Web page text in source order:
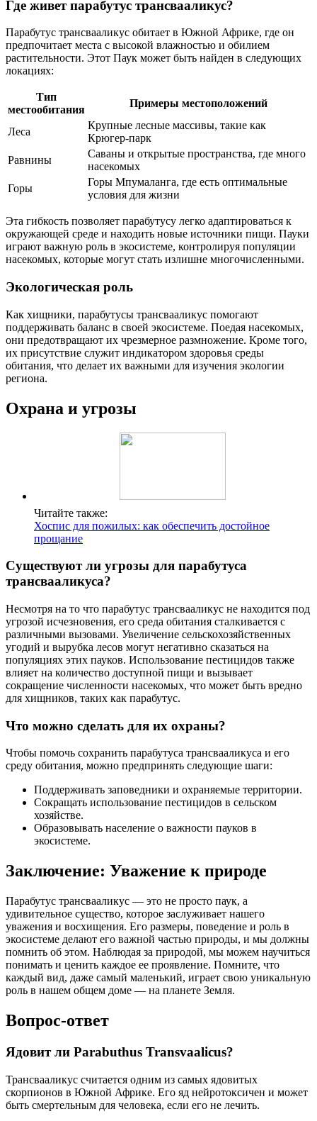
Где живет парабутус трансвааликус?
Парабутус трансвааликус обитает в Южной Африке, где он
предпочитает места с высокой влажностью и обилием
растительности. Этот Паук может быть найден в следующих
локациях:
Тип
местообитания
Примеры местоположений
Леса
Крупные лесные массивы, такие как
Крюгер-парк
Равнины
Саваны и открытые пространства, где много
насекомых
Горы
Горы Мпумаланга, где есть оптимальные
условия для жизни
Эта гибкость позволяет парабутусу легко адаптироваться к
окружающей среде и находить новые источники пищи. Пауки
играют важную роль в экосистеме, контролируя популяции
насекомых, которые могут стать излишне многочисленными.
Экологическая роль
Как хищники, парабутусы трансвааликус помогают
поддерживать баланс в своей экосистеме. Поедая насекомых,
они предотвращают их чрезмерное размножение. Кроме того,
их присутствие служит индикатором здоровья среды
обитания, что делает их важными для изучения экологии
региона.
Охрана и угрозы
Читайте также:
Хоспис для пожилых: как обеспечить достойное
прощание
Существуют ли угрозы для парабутуса
трансвааликуса?
Несмотря на то что парабутус трансвааликус не находится под
угрозой исчезновения, его среда обитания сталкивается с
различными вызовами. Увеличение сельскохозяйственных
угодий и вырубка лесов могут негативно сказаться на
популяциях этих пауков. Использование пестицидов также
влияет на количество доступной пищи и вызывает
сокращение численности насекомых, что может быть вредно
для хищников, таких как парабутус.
Что можно сделать для их охраны?
Чтобы помочь сохранить парабутуса трансвааликуса и его
среду обитания, можно предпринять следующие шаги:
Поддерживать заповедники и охраняемые территории.
Сокращать использование пестицидов в сельском
хозяйстве.
Образовывать население о важности пауков в
экосистеме.
Заключение: Уважение к природе
Парабутус трансвааликус — это не просто паук, а
удивительное существо, которое заслуживает нашего
уважения и восхищения. Его размеры, поведение и роль в
экосистеме делают его важной частью природы, и мы должны
помнить об этом. Наблюдая за природой, мы можем научиться
понимать и ценить каждое ее проявление. Помните, что
каждый вид, даже самый маленький, играет свою уникальную
роль в нашем общем доме — на планете Земля.
Вопрос-ответ
Ядовит ли Parabuthus Transvaalicus?
Трансвааликус считается одним из самых ядовитых
скорпионов в Южной Африке. Его яд нейротоксичен и может
быть смертельным для человека, если его не лечить.